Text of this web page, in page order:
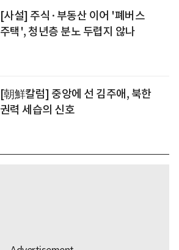
[사설] 주식·부동산 이어 '폐버스
주택', 청년층 분노 두렵지 않나
[朝鮮칼럼] 중앙에 선 김주애, 북한
권력 세습의 신호